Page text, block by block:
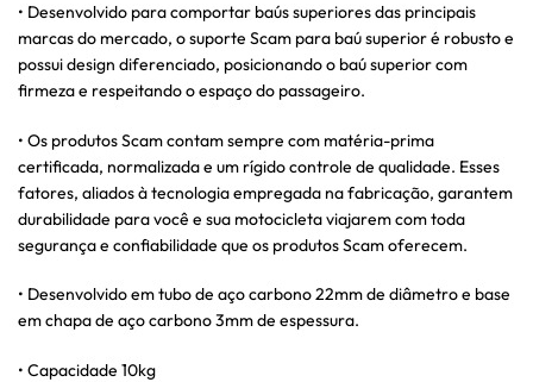
• Desenvolvido para comportar baús superiores das principais
marcas do mercado, o suporte Scam para baú superior é robusto e
possui design diferenciado, posicionando o baú superior com
firmeza e respeitando o espaço do passageiro.
• Os produtos Scam contam sempre com matéria-prima
certificada, normalizada e um rígido controle de qualidade. Esses
fatores, aliados à tecnologia empregada na fabricação, garantem
durabilidade para você e sua motocicleta viajarem com toda
segurança e confiabilidade que os produtos Scam oferecem.
• Desenvolvido em tubo de aço carbono 22mm de diâmetro e base
em chapa de aço carbono 3mm de espessura.
• Capacidade 10kg